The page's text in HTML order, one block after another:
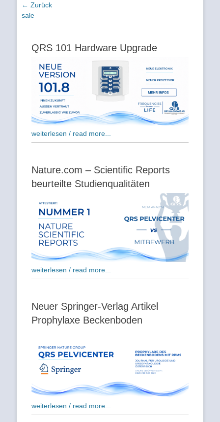
Beitragsnavigation
← Zurück
Vorhergehender
sale
QRS 101 Hardware Upgrade
weiterlesen / read more...
Nature.com – Scientific Reports
beurteilte Studienqualitäten
weiterlesen / read more...
Neuer Springer-Verlag Artikel
Prophylaxe Beckenboden
weiterlesen / read more...